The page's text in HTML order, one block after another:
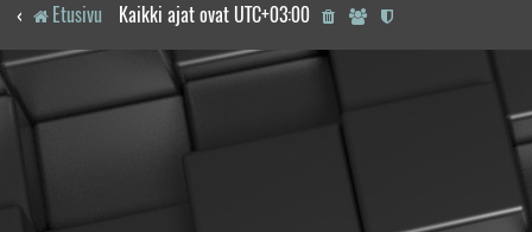
Etusivu Kaikki ajat ovat UTC+03:00